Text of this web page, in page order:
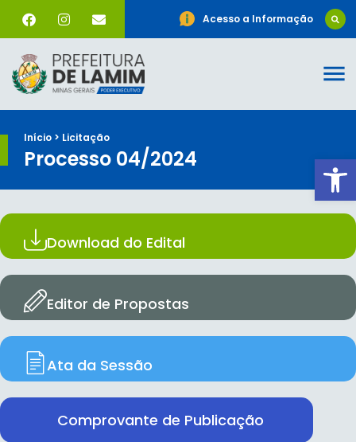
Acesso a Informação
Início > Licitação
Processo 04/2024
Download do Edital
Editor de Propostas
Ata da Sessão
Comprovante de Publicação